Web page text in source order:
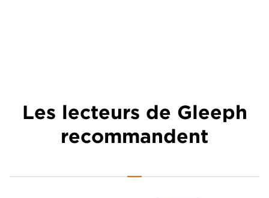
Les lecteurs de Gleeph
recommandent